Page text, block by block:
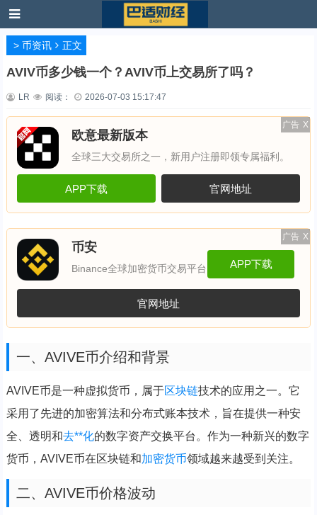
> 币资讯 正文
AVIV币多少钱一个？AVIV币上交易所了吗？
LR 阅读： 2026-07-03 15:17:47
广告 X
欧意最新版本
全球三大交易所之一，新用户注册即领专属福利。
APP下载 官网地址
广告 X
币安
Binance全球加密货币交易平台 APP下载
官网地址
一、AVIVE币介绍和背景
AVIVE币是一种虚拟货币，属于区块链技术的应用之一。它
采用了先进的加密算法和分布式账本技术，旨在提供一种安
全、透明和去**化的数字资产交换平台。作为一种新兴的数字
货币，AVIVE币在区块链和加密货币领域越来越受到关注。
二、AVIVE币价格波动